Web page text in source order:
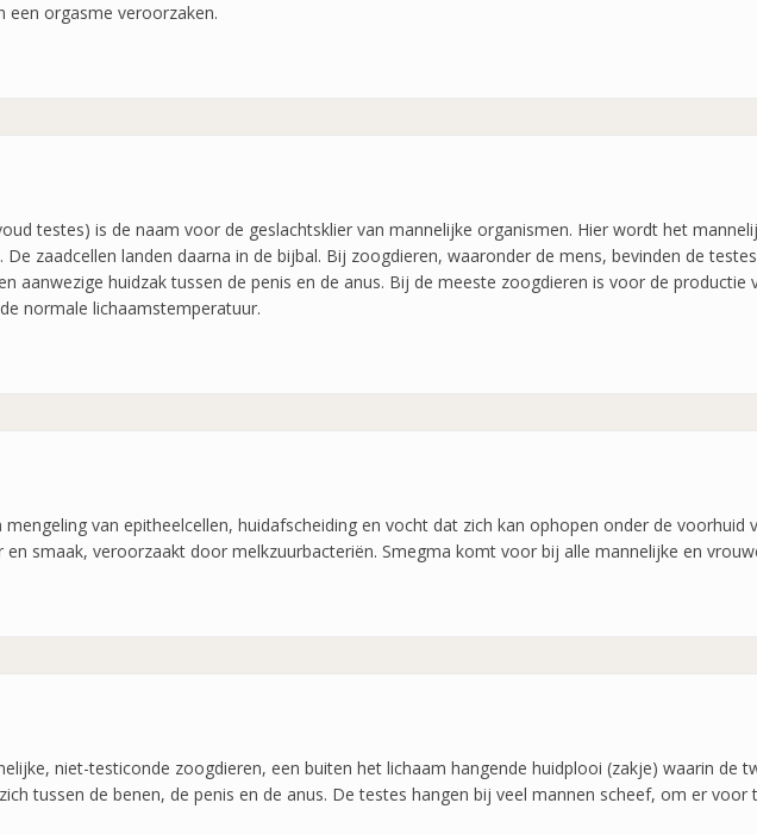
een orgasme veroorzaken.
testes) is de naam voor de geslachtsklier van mannelijke organismen. Hier wordt het
De zaadcellen landen daarna in de bijbal. Bij zoogdieren, waaronder de mens, bevinden de
aanwezige huidzak tussen de penis en de anus. Bij de meeste zoogdieren is voor de productie
normale lichaamstemperatuur.
van epitheelcellen, huidafscheiding en vocht dat zich kan ophopen onder de voorhuid
smaak, veroorzaakt door melkzuurbacteriën. Smegma komt voor bij alle mannelijke en
niet-testiconde zoogdieren, een buiten het lichaam hangende huidplooi (zakje) waarin de
tussen de benen, de penis en de anus. De testes hangen bij veel mannen scheef, om er voor